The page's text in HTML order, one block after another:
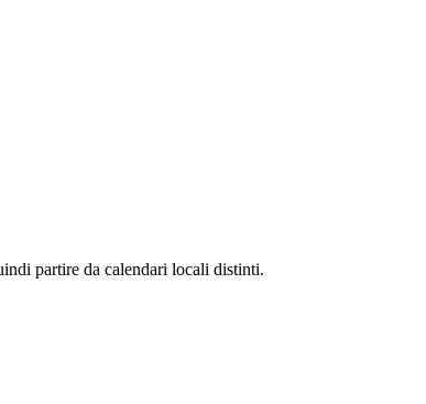
partire da calendari locali distinti.